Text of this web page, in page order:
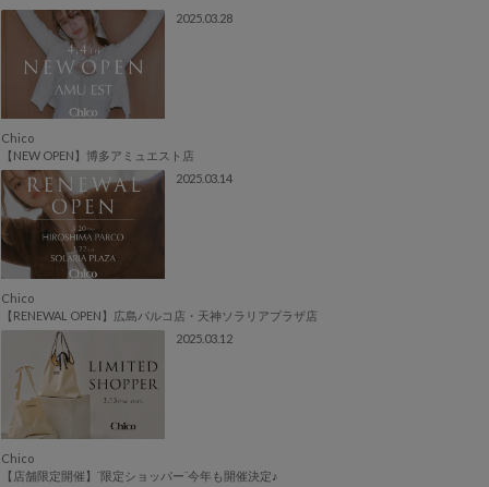
2025.03.28
Chico
【NEW OPEN】博多アミュエスト店
2025.03.14
Chico
【RENEWAL OPEN】広島パルコ店・天神ソラリアプラザ店
2025.03.12
Chico
【店舗限定開催】¨限定ショッパー¨今年も開催決定♪